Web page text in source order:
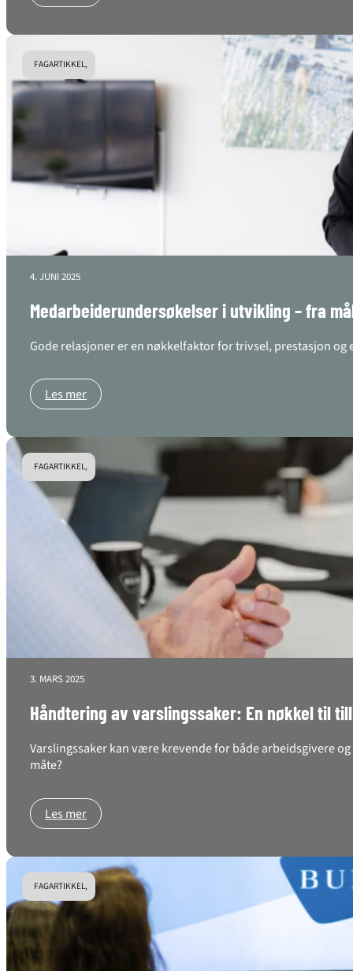
FAGARTIKKEL,
4. JUNI 2025
Medarbeiderundersøkelser i utvikling – fra
Gode relasjoner er en nøkkelfaktor for trivsel, prestasjon
Les mer
FAGARTIKKEL,
3. MARS 2025
Håndtering av varslingssaker: En nøkkel til
Varslingssaker kan være krevende for både arbeidsgivere
måte?
Les mer
FAGARTIKKEL,